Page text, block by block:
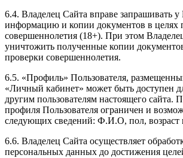
6.4. Владелец Сайта вправе запрашивать у
информацию и копии документов в целях
совершеннолетия (18+). При этом
уничтожить полученные копии
проверки совершеннолетия.
6.5. «Профиль» Пользователя,
«Личный кабинет» может быть доступен
другим пользователям настоящего сайта.
профиля Пользователя ограничен и
следующих сведений: Ф.И.О, пол, возраст
6.6. Владелец Сайта осуществляет
персональных данных до достижения